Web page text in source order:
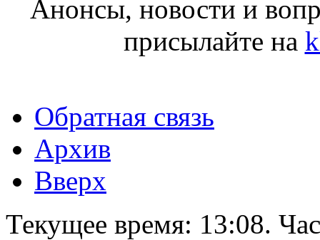
Анонсы, новости и
присылайте на
Обратная связь
Архив
Вверх
Текущее время: 13:08.